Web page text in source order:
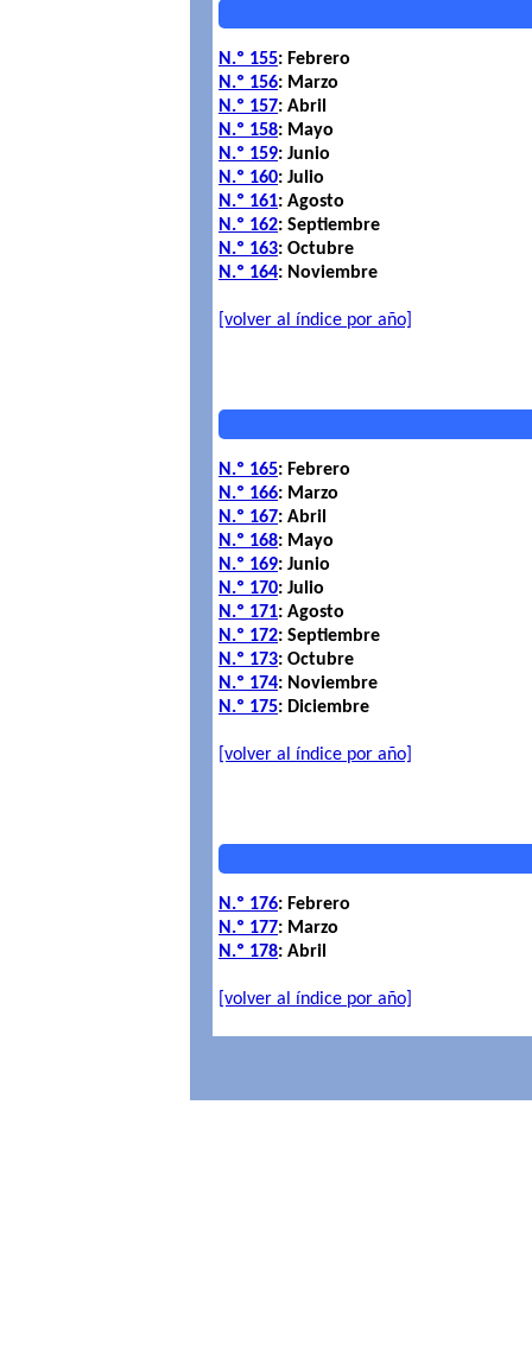
N.º 155: Febrero
N.º 156: Marzo
N.º 157: Abril
N.º 158: Mayo
N.º 159: Junio
N.º 160: Julio
N.º 161: Agosto
N.º 162: Septiembre
N.º 163: Octubre
N.º 164: Noviembre
[volver al índice por año]
N.º 165: Febrero
N.º 166: Marzo
N.º 167: Abril
N.º 168: Mayo
N.º 169: Junio
N.º 170: Julio
N.º 171: Agosto
N.º 172: Septiembre
N.º 173: Octubre
N.º 174: Noviembre
N.º 175: Diciembre
[volver al índice por año]
N.º 176: Febrero
N.º 177: Marzo
N.º 178: Abril
[volver al índice por año]